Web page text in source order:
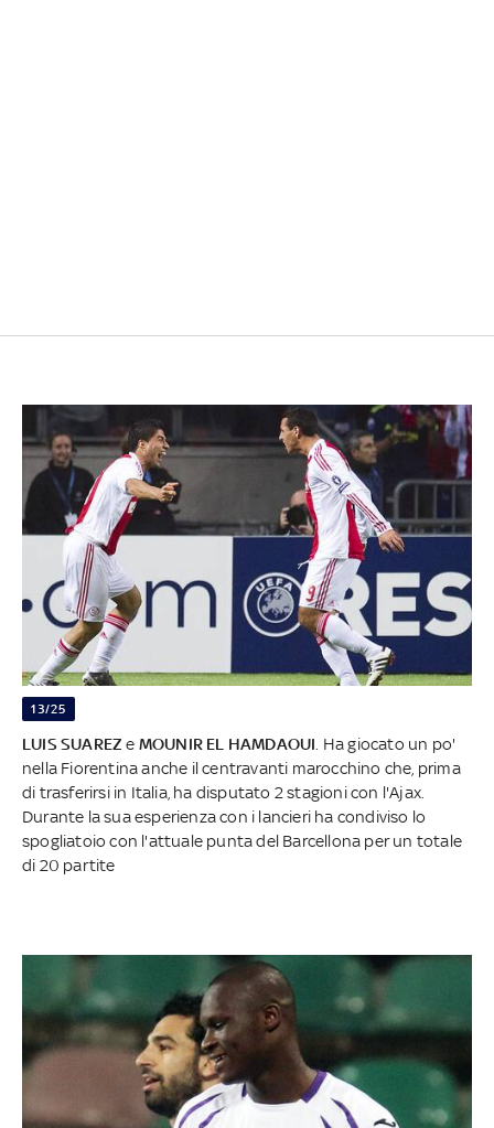
13/25
LUIS SUAREZe MOUNIR EL HAMDAOUI . Ha giocato un po'
nella Fiorentina anche il centravanti marocchino che, prima
di trasferirsi in Italia, ha disputato 2 stagioni con l'Ajax.
Durante la sua esperienza con i lancieri ha condiviso lo
spogliatoio con l'attuale punta del Barcellona per un totale
di 20 partite